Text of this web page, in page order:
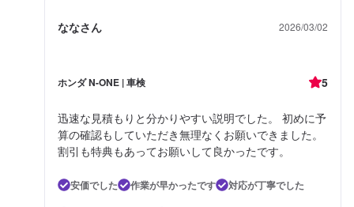
ななさん 2026/03/02
ホンダ N-ONE | 車検 5
迅速な見積もりと分かりやすい説明でした。 初めに予
算の確認もしていただき無理なくお願いできました。
割引も特典もあってお願いして良かったです。
安価でした 作業が早かったです
対応が丁寧でした